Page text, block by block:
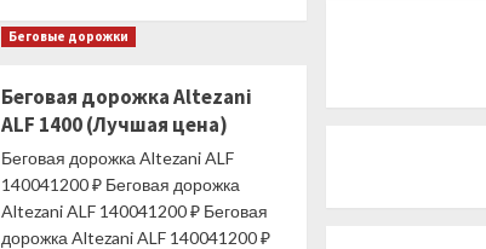
о
Bike
DFC
Base,
серый
(Лучшая
цена)
Беговые дорожки
Беговая дорожка Altezani
ALF 1400 (Лучшая цена)
Беговая дорожка Altezani ALF
140041200 ₽ Беговая дорожка
Altezani ALF 140041200 ₽ Беговая
дорожка Altezani ALF 140041200 ₽